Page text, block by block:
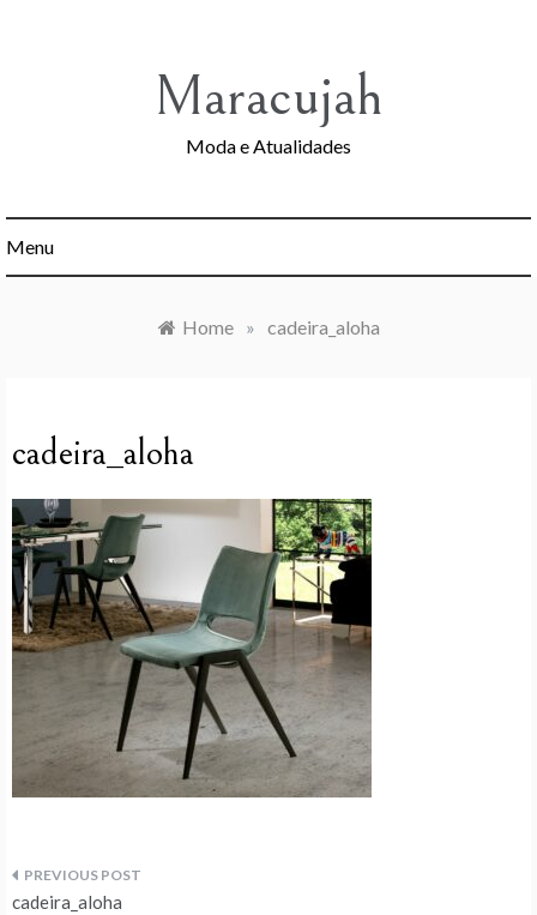
Maracujah
Moda e Atualidades
Menu
Home » cadeira_aloha
cadeira_aloha
Navegação
cadeira_aloha